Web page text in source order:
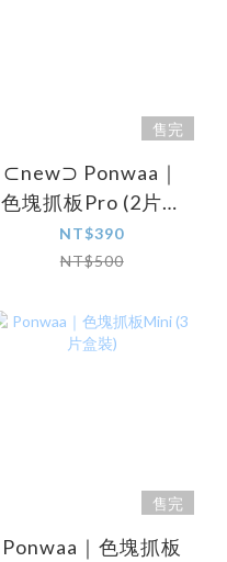
售完
⊂new⊃ Ponwaa｜
色塊抓板Pro (2片盒
裝)
NT$390
NT$500
售完
Ponwaa｜色塊抓板